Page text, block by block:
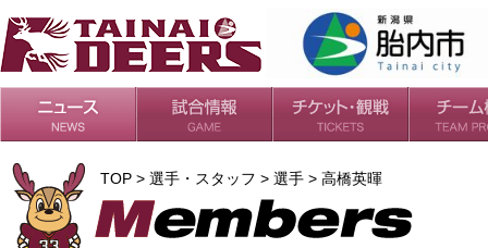
日程・結果
シーズンの流れ チケット
会場・アクセス
ルールガイド
TOP > 選手・スタッフ > 選手 > 高橋英暉